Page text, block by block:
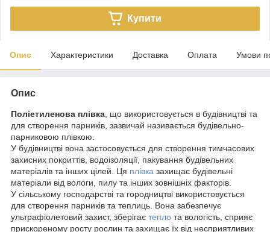
Купити
Опис Характеристики Доставка Оплата Умови
Опис
Поліетиленова плівка , що використовується в будівництві та
для створення парників, зазвичай називається будівельно-
парниковою плівкою.
У будівництві вона застосовується для створення тимчасових
захисних покриттів, водоізоляції, пакування будівельних
матеріалів та інших цілей. Ця плівка захищає будівельні
матеріали від вологи, пилу та інших зовнішніх факторів.
У сільському господарстві та городництві використовується
для створення парників та теплиць. Вона забезпечує
ультрафіолетовий захист, зберігає тепло та вологість, сприяє
прискореному росту рослин та захищає їх від несприятливих